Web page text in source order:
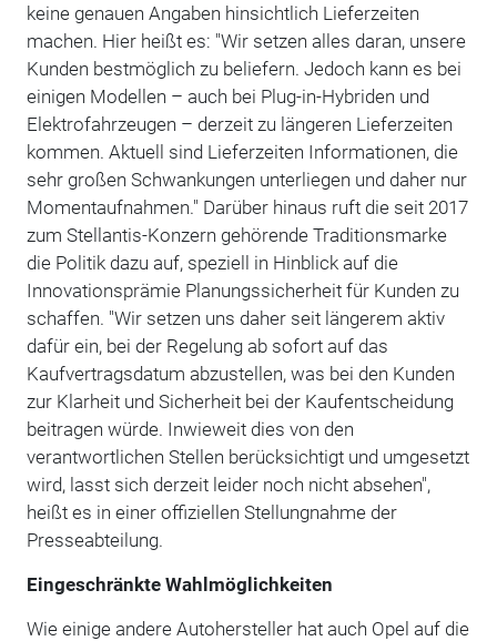
keine genauen Angaben hinsichtlich Lieferzeiten
machen. Hier heißt es: "Wir setzen alles daran, unsere
Kunden bestmöglich zu beliefern. Jedoch kann es bei
einigen Modellen – auch bei Plug-in-Hybriden und
Elektrofahrzeugen – derzeit zu längeren Lieferzeiten
kommen. Aktuell sind Lieferzeiten Informationen, die
sehr großen Schwankungen unterliegen und daher nur
Momentaufnahmen." Darüber hinaus ruft die seit 2017
zum Stellantis-Konzern gehörende Traditionsmarke
die Politik dazu auf, speziell in Hinblick auf die
Innovationsprämie Planungssicherheit für Kunden zu
schaffen. "Wir setzen uns daher seit längerem aktiv
dafür ein, bei der Regelung ab sofort auf das
Kaufvertragsdatum abzustellen, was bei den Kunden
zur Klarheit und Sicherheit bei der Kaufentscheidung
beitragen würde. Inwieweit dies von den
verantwortlichen Stellen berücksichtigt und umgesetzt
wird, lasst sich derzeit leider noch nicht absehen",
heißt es in einer offiziellen Stellungnahme der
Presseabteilung.
Eingeschränkte Wahlmöglichkeiten
Wie einige andere Autohersteller hat auch Opel auf die